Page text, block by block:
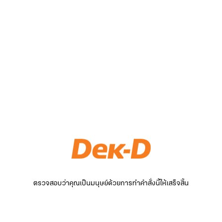
ตรวจสอบว่าคุณเป็นมนุษย์ด้วยการทำคำสั่งนี้ให้เสร็จสิ้น